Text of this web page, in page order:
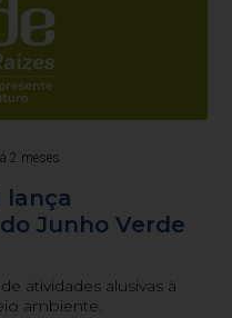
2 meses
lança
Junho Verde
atividades alusivas à
ambiente.